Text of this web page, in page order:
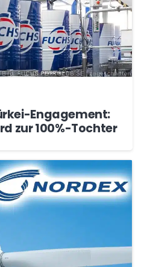
Engagement:
zur 100%-Tochter